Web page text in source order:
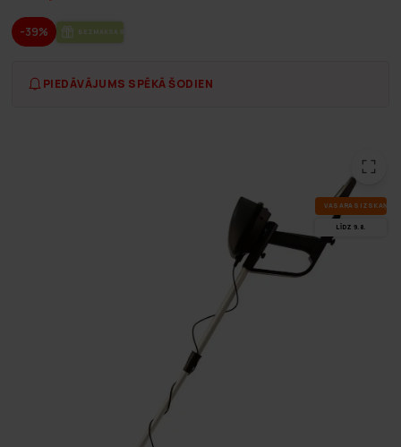
-39% BEZ­MAK­SAS PIE­GĀ­DE
PIEDĀVĀJUMS SPĒKĀ ŠODIEN
VA­SA­RAS IZ­SKA­ŅA
LĪDZ 9.8.